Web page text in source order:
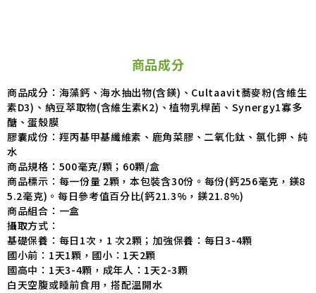
商品成分
商品成分：海藻鈣、海水抽出物(含鎂)、Cultaavit蕎麥粉(含維生
素D3)、納豆萃取物(含維生素K2)、植物乳桿菌、Synergy1寡多
醣、蛋殼膜
膠囊成份：羥丙基甲基纖維素、鹿角菜膠、二氧化鈦、氯化鉀、純
水
商品規格：500毫克/顆；60顆/盒
商品標示：每一份量 2顆，本包裝含30份。每份(鈣256毫克，鎂8
5.2毫克)。每日參考值百分比(鈣21.3%，鎂21.8%)
商品組合：一盒
攝取方式：
基礎保養：每日1次，1 次2顆；加強保養：每日3-4顆
國小前：1天1顆，國小：1天2顆
國高中：1天3-4顆，成年人：1天2-3顆
白天空腹或睡前食用，搭配溫開水